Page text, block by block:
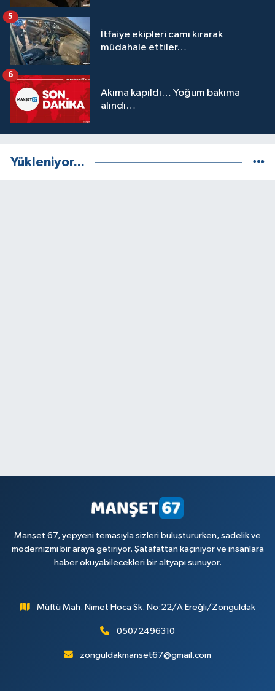
İtfaiye ekipleri camı kırarak
müdahale ettiler…
5
Akıma kapıldı… Yoğum bakıma
alındı…
6
Yükleniyor...
Manşet 67, yepyeni temasıyla sizleri buluştururken, sadelik ve
modernizmi bir araya getiriyor. Şatafattan kaçınıyor ve insanlara
haber okuyabilecekleri bir altyapı sunuyor.
Müftü Mah. Nimet Hoca Sk. No:22/A Ereğli/Zonguldak
05072496310
zonguldakmanset67@gmail.com